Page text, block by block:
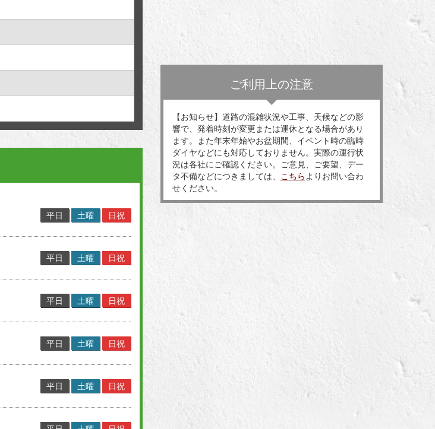
平日 土曜 日祝
平日 土曜 日祝
平日 土曜 日祝
平日 土曜 日祝
平日 土曜 日祝
ご利用上の注意
【お知らせ】道路の混雑状況や工事、天候などの影
響で、発着時刻が変更または運休となる場合があり
ます。また年末年始やお盆期間、イベント時の臨時
ダイヤなどにも対応しておりません。実際の運行状
況は各社にご確認ください。ご意見、ご要望、デー
タ不備などにつきましては、
こちら よりお問い合わ
せください。